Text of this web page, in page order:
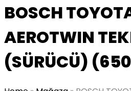
BOSCH
AEROTWIN
(SÜRÜCÜ)